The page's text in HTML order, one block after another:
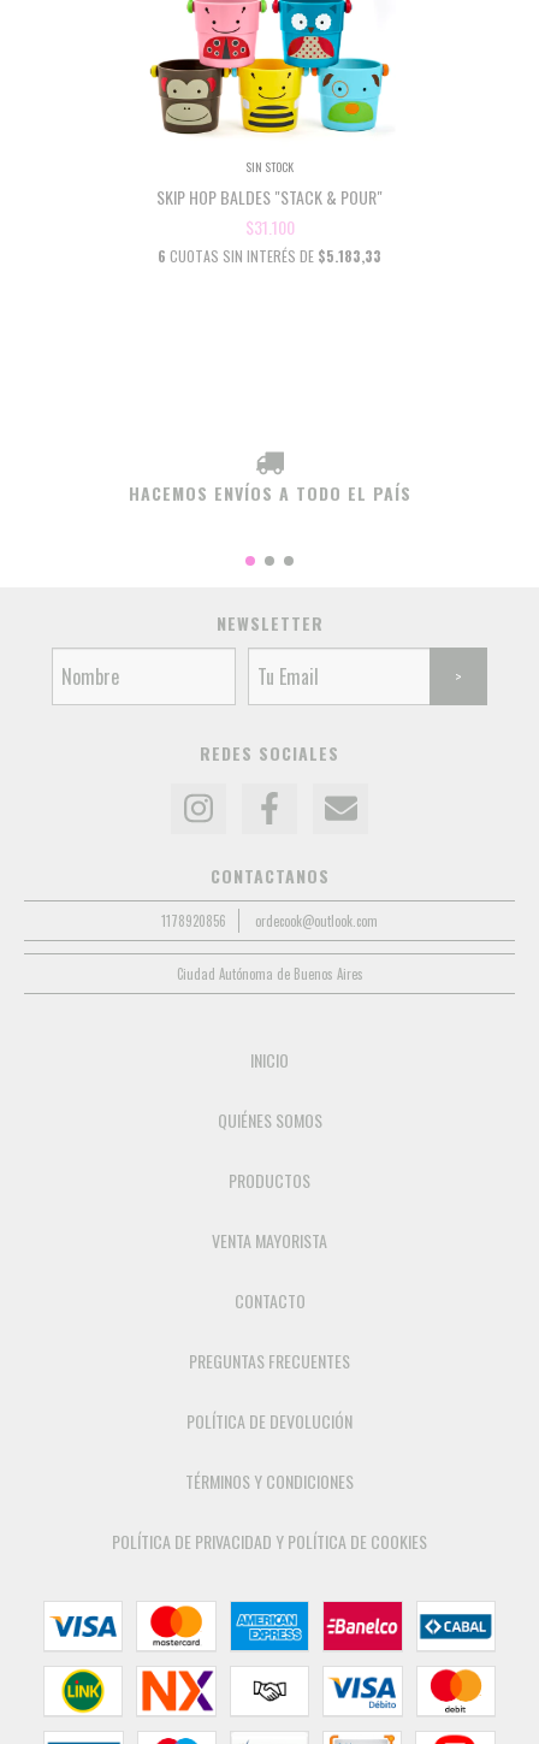
SIN STOCK
SKIP HOP BALDES "STACK & POUR"
$31.100
6 CUOTAS SIN INTERÉS DE $5.183,33
HACEMOS ENVÍOS A TODO EL PAÍS
NEWSLETTER
REDES SOCIALES
CONTACTANOS
1178920856 ordecook@outlook.com
Ciudad Autónoma de Buenos Aires
INICIO
QUIÉNES SOMOS
PRODUCTOS
VENTA MAYORISTA
CONTACTO
PREGUNTAS FRECUENTES
POLÍTICA DE DEVOLUCIÓN
TÉRMINOS Y CONDICIONES
POLÍTICA DE PRIVACIDAD Y POLÍTICA DE COOKIES